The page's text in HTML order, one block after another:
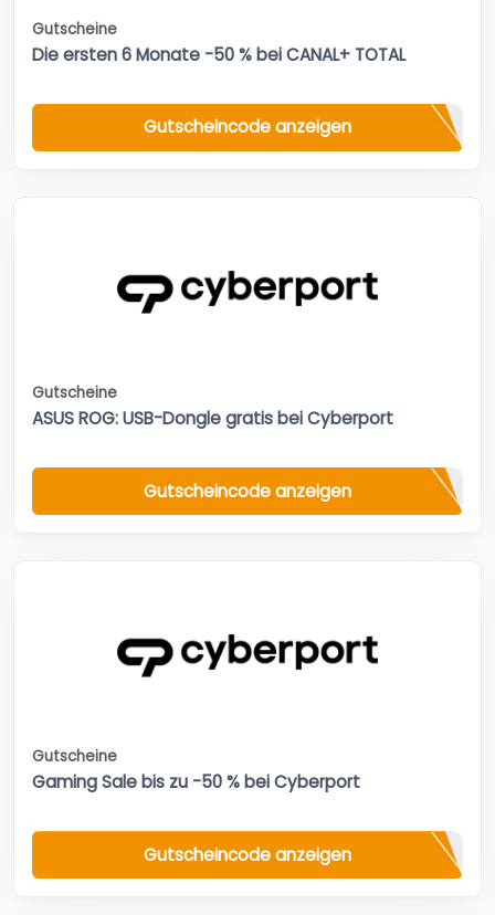
Gutscheine
Die ersten 6 Monate -50 % bei CANAL+ TOTAL
Gutscheincode anzeigen
Gutscheine
ASUS ROG: USB-Dongle gratis bei Cyberport
Gutscheincode anzeigen
Gutscheine
Gaming Sale bis zu -50 % bei Cyberport
Gutscheincode anzeigen